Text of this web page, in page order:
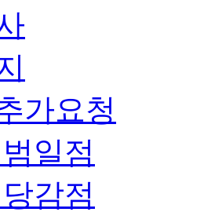
가요청
일점
감점